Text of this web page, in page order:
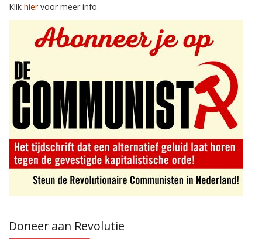
Klik hiervoor meer info.
Doneer aan Revolutie